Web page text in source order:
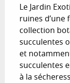
Le Jardin
ruines
collection
succulentes
et
succulentes
à la